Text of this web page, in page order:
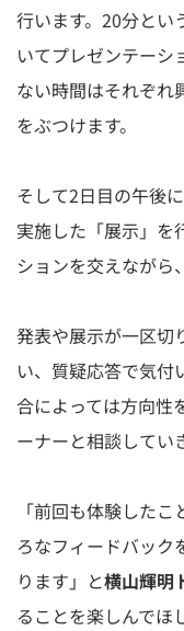
行います。20分とい
いてプレゼンテーシ
ない時間はそれぞれ
をぶつけます。
そして2日目の午後
実施した「展示」を
ションを交えながら
発表や展示が一区切
い、質疑応答で気付
合によっては方向
ーナーと相談してい
「前回も体験した
ろなフィードバック
ります」と横山輝明
ることを楽しんでほ